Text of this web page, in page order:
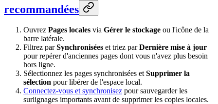
recommandées
Ouvrez Pages locales via Gérer le stockage ou l'icône de la
barre latérale.
Filtrez parSynchronisées et triez parDernière mise à jour
pour repérer d'anciennes pages dont vous n'avez plus besoin
hors ligne.
Sélectionnez les pages synchronisées et Supprimer la
sélection pour libérer de l'espace local.
Connectez-vous et synchronisez pour sauvegarder les
surlignages importants avant de supprimer les copies locales.